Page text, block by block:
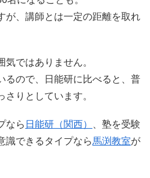
が、講師とは一定の距離を取れ
ではありません。
るので、日能研に比べると、普
りとしています。
なら日能研（関西） 、塾を受験
識できるタイプなら馬渕教室が